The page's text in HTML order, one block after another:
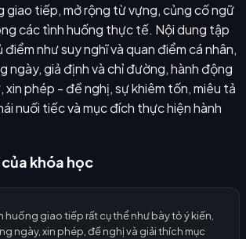
giao tiếp, mở rộng từ vựng, củng cố ngữ
các tình huống thực tế. Nội dung tập
như suy nghĩ và quan điểm cá nhân,
ngày, giả định và chỉ đường, hành động
xin phép - đề nghị, sự khiêm tốn, miêu tả
nuối tiếc và mục đích thực hiện hành
của khóa học
huống giao tiếp rất cụ thể như bày tỏ ý kiến,
ngày, xin phép, đề nghị và giải thích mục